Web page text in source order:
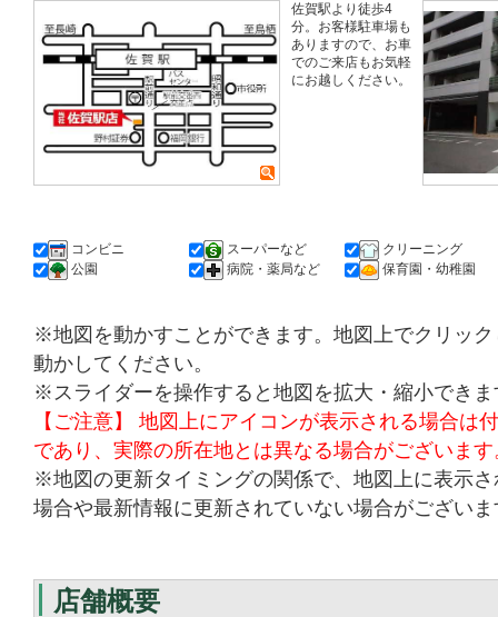
佐賀駅より徒歩4
分。お客様駐車場も
ありますので、お車
でのご来店もお気軽
にお越しください。
コンビニ スーパーなど
クリーニング
公園
病院・薬局など 保育園・幼稚園
※地図を動かすことができます。地図上でクリッ
動かしてください。
※スライダーを操作すると地図を拡大・縮小できま
【ご注意】 地図上にアイコンが表示される場合は
であり、実際の所在地とは異なる場合がございます
※地図の更新タイミングの関係で、地図上に表示
場合や最新情報に更新されていない場合がござい
店舗概要